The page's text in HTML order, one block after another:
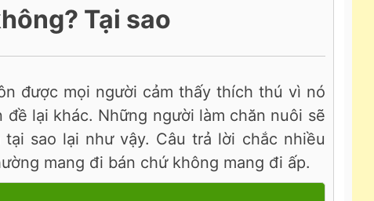
Tại sao
được mọi người cảm thấy thích thú vì nó
lại khác. Những người làm chăn nuôi sẽ
sao lại như vậy. Câu trả lời chắc nhiều
mang đi bán chứ không mang đi ấp.